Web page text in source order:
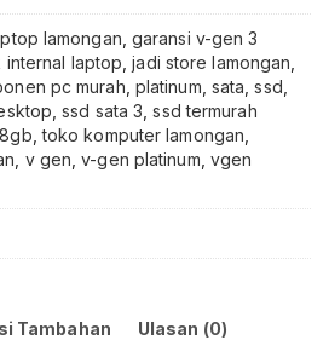
lamongan garansi v-gen 3
internal laptop ,jadi store lamongan
pc murah platinum sata ,ssd
,ssd sata 3 ,ssd termurah
,toko komputer lamongan
v gen ,v-gen platinum vgen
Tambahan Ulasan (0)